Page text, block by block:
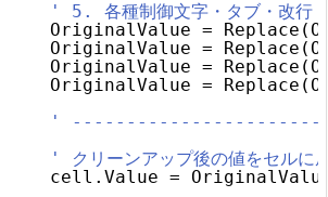
' 5. 各種制御文字・タブ・改行
OriginalValue =
OriginalValue =
OriginalValue =
OriginalValue =
'
' クリーンアップ後の値をセルに
cell.Value =